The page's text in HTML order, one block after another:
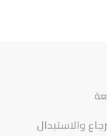
والاستبدال